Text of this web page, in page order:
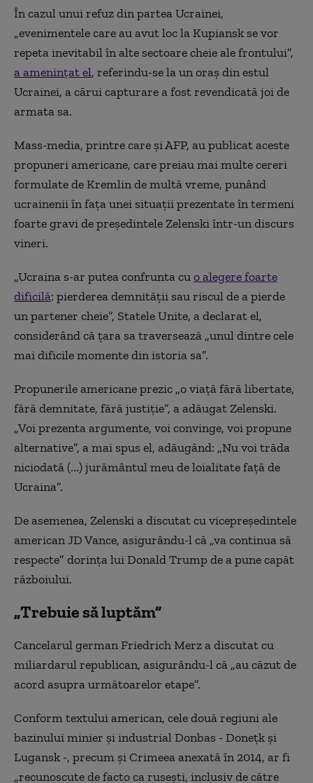
În cazul unui refuz din partea Ucrainei,
„evenimentele care au avut loc la Kupiansk se vor
repeta inevitabil în alte sectoare cheie ale frontului”,
a ameninţat el, referindu-se la un oraş din estul
Ucrainei, a cărui capturare a fost revendicată joi de
armata sa.
Mass-media, printre care şi AFP, au publicat aceste
propuneri americane, care preiau mai multe cereri
formulate de Kremlin de multă vreme, punând
ucrainenii în faţa unei situaţii prezentate în termeni
foarte gravi de preşedintele Zelenski într-un discurs
vineri.
„Ucraina s-ar putea confrunta cuo alegere foarte
dificilă: pierderea demnităţii sau riscul de a pierde
un partener cheie”, Statele Unite, a declarat el,
considerând că ţara sa traversează „unul dintre cele
mai dificile momente din istoria sa”.
Propunerile americane prezic „o viaţă fără libertate,
fără demnitate, fără justiţie”, a adăugat Zelenski.
„Voi prezenta argumente, voi convinge, voi propune
alternative”, a mai spus el, adăugând: „Nu voi trăda
niciodată (...) jurământul meu de loialitate faţă de
Ucraina”.
De asemenea, Zelenski a discutat cu vicepreşedintele
american JD Vance, asigurându-l că „va continua să
respecte” dorinţa lui Donald Trump de a pune capăt
războiului.
„Trebuie să luptăm”
Cancelarul german Friedrich Merz a discutat cu
miliardarul republican, asigurându-l că „au căzut de
acord asupra următoarelor etape”.
Conform textului american, cele două regiuni ale
bazinului minier şi industrial Donbas - Doneţk şi
Lugansk -, precum şi Crimeea anexată în 2014, ar fi
„recunoscute de facto ca ruseşti, inclusiv de către